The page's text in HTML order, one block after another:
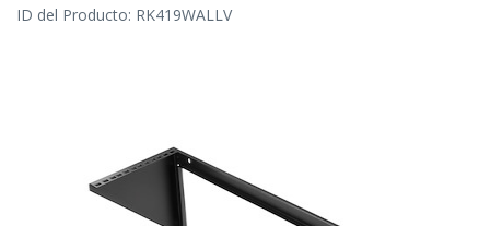
ID del Producto: RK419WALLV